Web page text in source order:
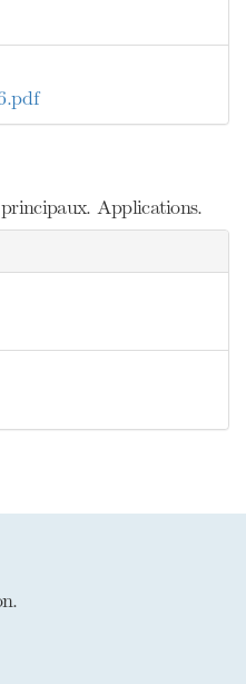
Applications.